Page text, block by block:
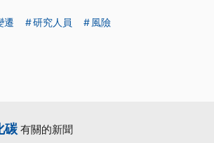
遷 研究人員
風險
碳 有關的新聞